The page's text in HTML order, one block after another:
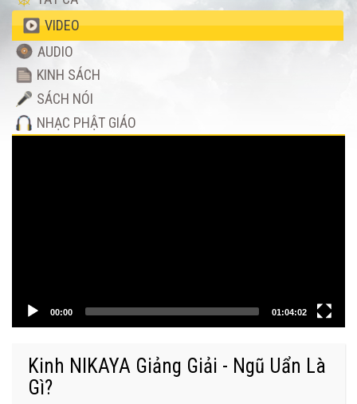
VIDEO
AUDIO
KINH SÁCH
SÁCH NÓI
NHẠC PHẬT GIÁO
00:00 01:04:02
Kinh NIKAYA Giảng Giải - Ngũ Uẩn Là
Gì?